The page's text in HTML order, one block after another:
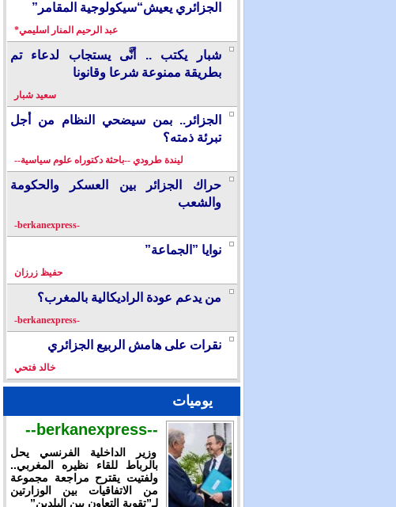
الجزائري يعيش“سيكولوجية المقامر”
عبد الرحيم المنار اسليمي*
شبار يكتب .. أنَّى يستجاب لدعاء تم
بطريقة ممنوعة شرعا وقانونا
سعيد شبار
الجزائر.. بمن سيضحي النظام من أجل
تبرئة ذمته؟
ليندة طرودي --باحثة دكتوراه علوم سياسية--
حراك الجزائر بين العسكر والحكومة
والشعب
-berkanexpress-
نوايا ”الجماعة”
حفيظ زرزان
من يدعم عودة الراديكالية بالمغرب؟
-berkanexpress-
نقرات على هامش الربيع الجزائري
خالد فتحي
يوميات
--berkanexpress--
وزير الداخلية الفرنسي يحل
بالرباط للقاء نظيره المغربي..
ولفتيت يقترح مراجعة مجموعة
من الاتفاقيات بين الوزارتين
لـ”تقوية التعاون بين البلدين”